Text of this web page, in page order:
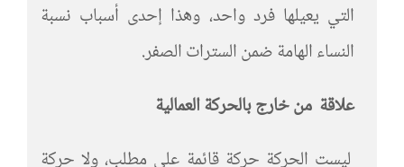
التي يعيلها فرد واحد، وهذا إحدى أسباب نسبة
النساء الهامة ضمن السترات الصفر.
علاقة منخارج بالحركة العمالية
ليست الحركة حركة قائمة على مطلب، ولا حركة